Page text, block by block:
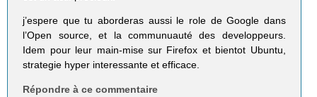
j’espere que tu aborderas aussi le role de Google dans
l’Open source, et la communuauté des developpeurs.
Idem pour leur main-mise sur Firefox et bientot Ubuntu,
strategie hyper interessante et efficace.
Répondre à ce commentaire